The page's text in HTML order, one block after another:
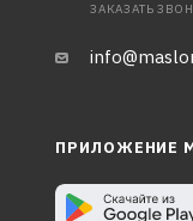
ЗАКАЗАТЬ
ПРИЛОЖЕНИЕ